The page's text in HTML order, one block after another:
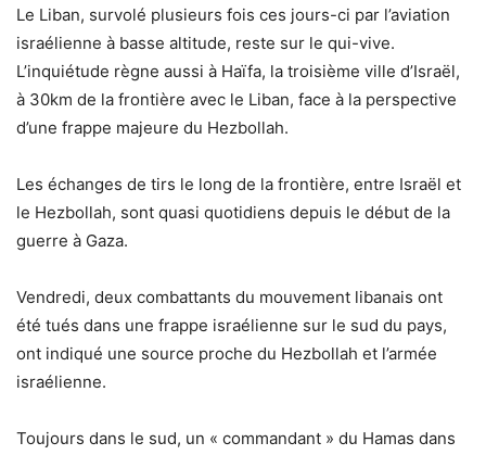
Le Liban, survolé plusieurs fois ces jours-ci par l’aviation
israélienne à basse altitude, reste sur le qui-vive.
L’inquiétude règne aussi à Haïfa, la troisième ville d’Israël,
à 30km de la frontière avec le Liban, face à la perspective
d’une frappe majeure du Hezbollah.
Les échanges de tirs le long de la frontière, entre Israël et
le Hezbollah, sont quasi quotidiens depuis le début de la
guerre à Gaza.
Vendredi, deux combattants du mouvement libanais ont
été tués dans une frappe israélienne sur le sud du pays,
ont indiqué une source proche du Hezbollah et l’armée
israélienne.
Toujours dans le sud, un « commandant » du Hamas dans